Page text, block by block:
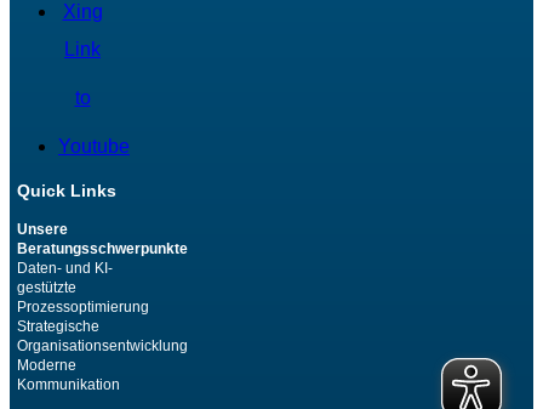
Xing
Link
to
Youtube
Quick Links
Unsere
Beratungsschwerpunkte
Daten- und KI-
gestützte
Prozessoptimierung
Strategische
Organisationsentwicklung
Moderne
Kommunikation